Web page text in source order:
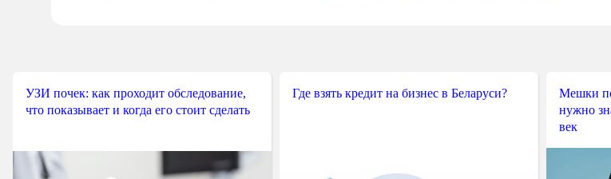
УЗИ почек: как проходит обследование,
что показывает и когда его стоит сделать
Где взять кредит на бизнес в Беларуси?
Мешки
нужно
век